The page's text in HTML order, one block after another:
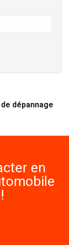
dépannage
en